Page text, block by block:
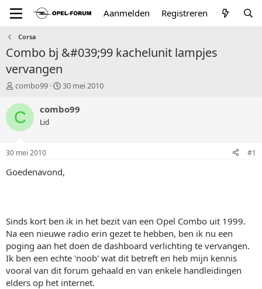
Aanmelden Registreren
Corsa
Combo bj &#039;99 kachelunit lampjes
vervangen
T
p
i
a
r
combo99
S
a
m
30 mei 2010
C combo99
Lid
30 mei 2010 #1
Goedenavond,
Sinds kort ben ik in het bezit van een Opel Combo uit 1999.
Na een nieuwe radio erin gezet te hebben, ben ik nu een
poging aan het doen de dashboard verlichting te vervangen.
Ik ben een echte 'noob' wat dit betreft en heb mijn kennis
vooral van dit forum gehaald en van enkele handleidingen
elders op het internet.